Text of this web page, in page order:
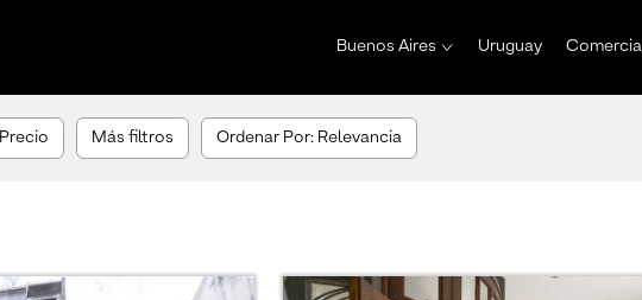
Buenos Aires Uruguay Comercial
Precio Más filtros Ordenar Por: Relevancia